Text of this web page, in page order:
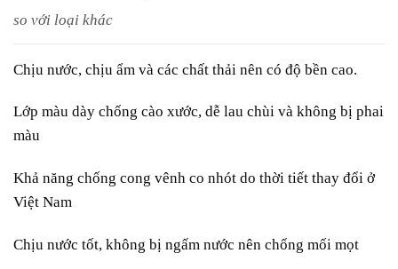
so với loại khác
Chịu nước, chịu ẩm và các chất thải nên có độ bền cao.
Lớp màu dày chống cào xước, dễ lau chùi và không bị phai
màu
Khả năng chống cong vênh co nhót do thời tiết thay đổi ở
Việt Nam
Chịu nước tốt, không bị ngấm nước nên chống mối mọt